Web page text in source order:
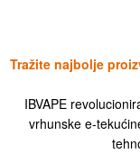
Tražite najbolje
IBVAPE
vrhunske e-